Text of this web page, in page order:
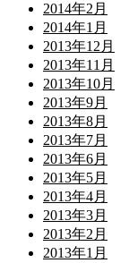
2014年2月
2014年1月
2013年12月
2013年11月
2013年10月
2013年9月
2013年8月
2013年7月
2013年6月
2013年5月
2013年4月
2013年3月
2013年2月
2013年1月